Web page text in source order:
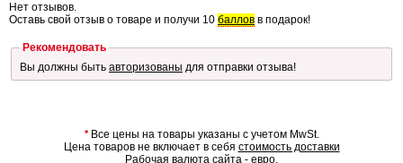
Нет отзывов.
Оставь свой отзыв о товаре и получи 10 баллов в подарок!
Рекомендовать
Вы должны быть авторизованы для отправки отзыва!
*Все цены на товары указаны с учетом MwSt.
Цена товаров не включает в себя стоимость доставки
Рабочая валюта сайта - евро.